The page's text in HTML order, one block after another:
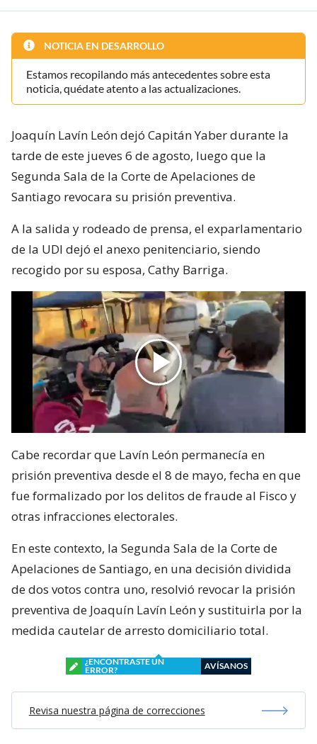
NOTICIA EN DESARROLLO
Estamos recopilando más antecedentes sobre esta
noticia, quédate atento a las actualizaciones.
Joaquín Lavín León dejó Capitán Yaber durante la
tarde de este jueves 6 de agosto, luego que la
Segunda Sala de la Corte de Apelaciones de
Santiago revocara su prisión preventiva.
A la salida y rodeado de prensa, el exparlamentario
de la UDI dejó el anexo penitenciario, siendo
recogido por su esposa, Cathy Barriga.
Cabe recordar que Lavín León permanecía en
prisión preventiva desde el 8 de mayo, fecha en que
fue formalizado por los delitos de fraude al Fisco y
otras infracciones electorales.
En este contexto, la Segunda Sala de la Corte de
Apelaciones de Santiago, en una decisión dividida
de dos votos contra uno, resolvió revocar la prisión
preventiva de Joaquín Lavín León y sustituirla por la
medida cautelar de arresto domiciliario total.
¿ENCONTRASTE UN
ERROR?
AVÍSANOS
Revisa nuestra página de correcciones